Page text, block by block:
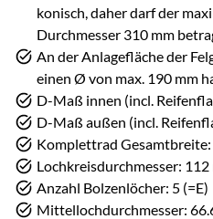
konisch, daher darf der
Durchmesser 310 mm
An der Anlagefläche der
einen Ø von max. 190 mm
D-Maß innen (incl.
D-Maß außen (incl.
Komplettrad Gesamtbreite:
Lochkreisdurchmesser: 112
Anzahl Bolzenlöcher: 5 (=E)
Mittellochdurchmesser: